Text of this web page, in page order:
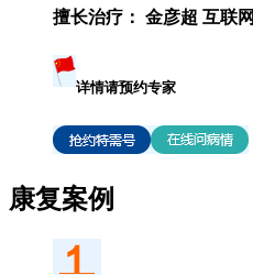
擅长治疗： 金彦超 互联
详情请预约专家
康复案例